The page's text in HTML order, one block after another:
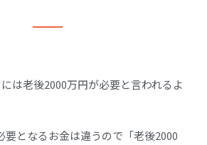
には老後2000万円が必要と言われるよ
要となるお金は違うので「老後2000